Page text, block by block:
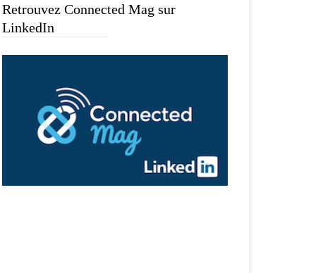
Retrouvez Connected Mag sur
LinkedIn